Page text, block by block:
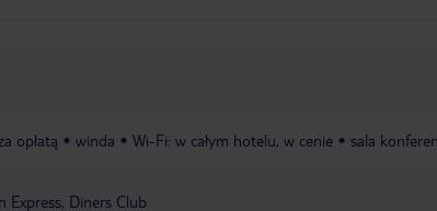
opłatą winda Wi-Fi: w całym hotelu, w cenie sala
Express, Diners Club